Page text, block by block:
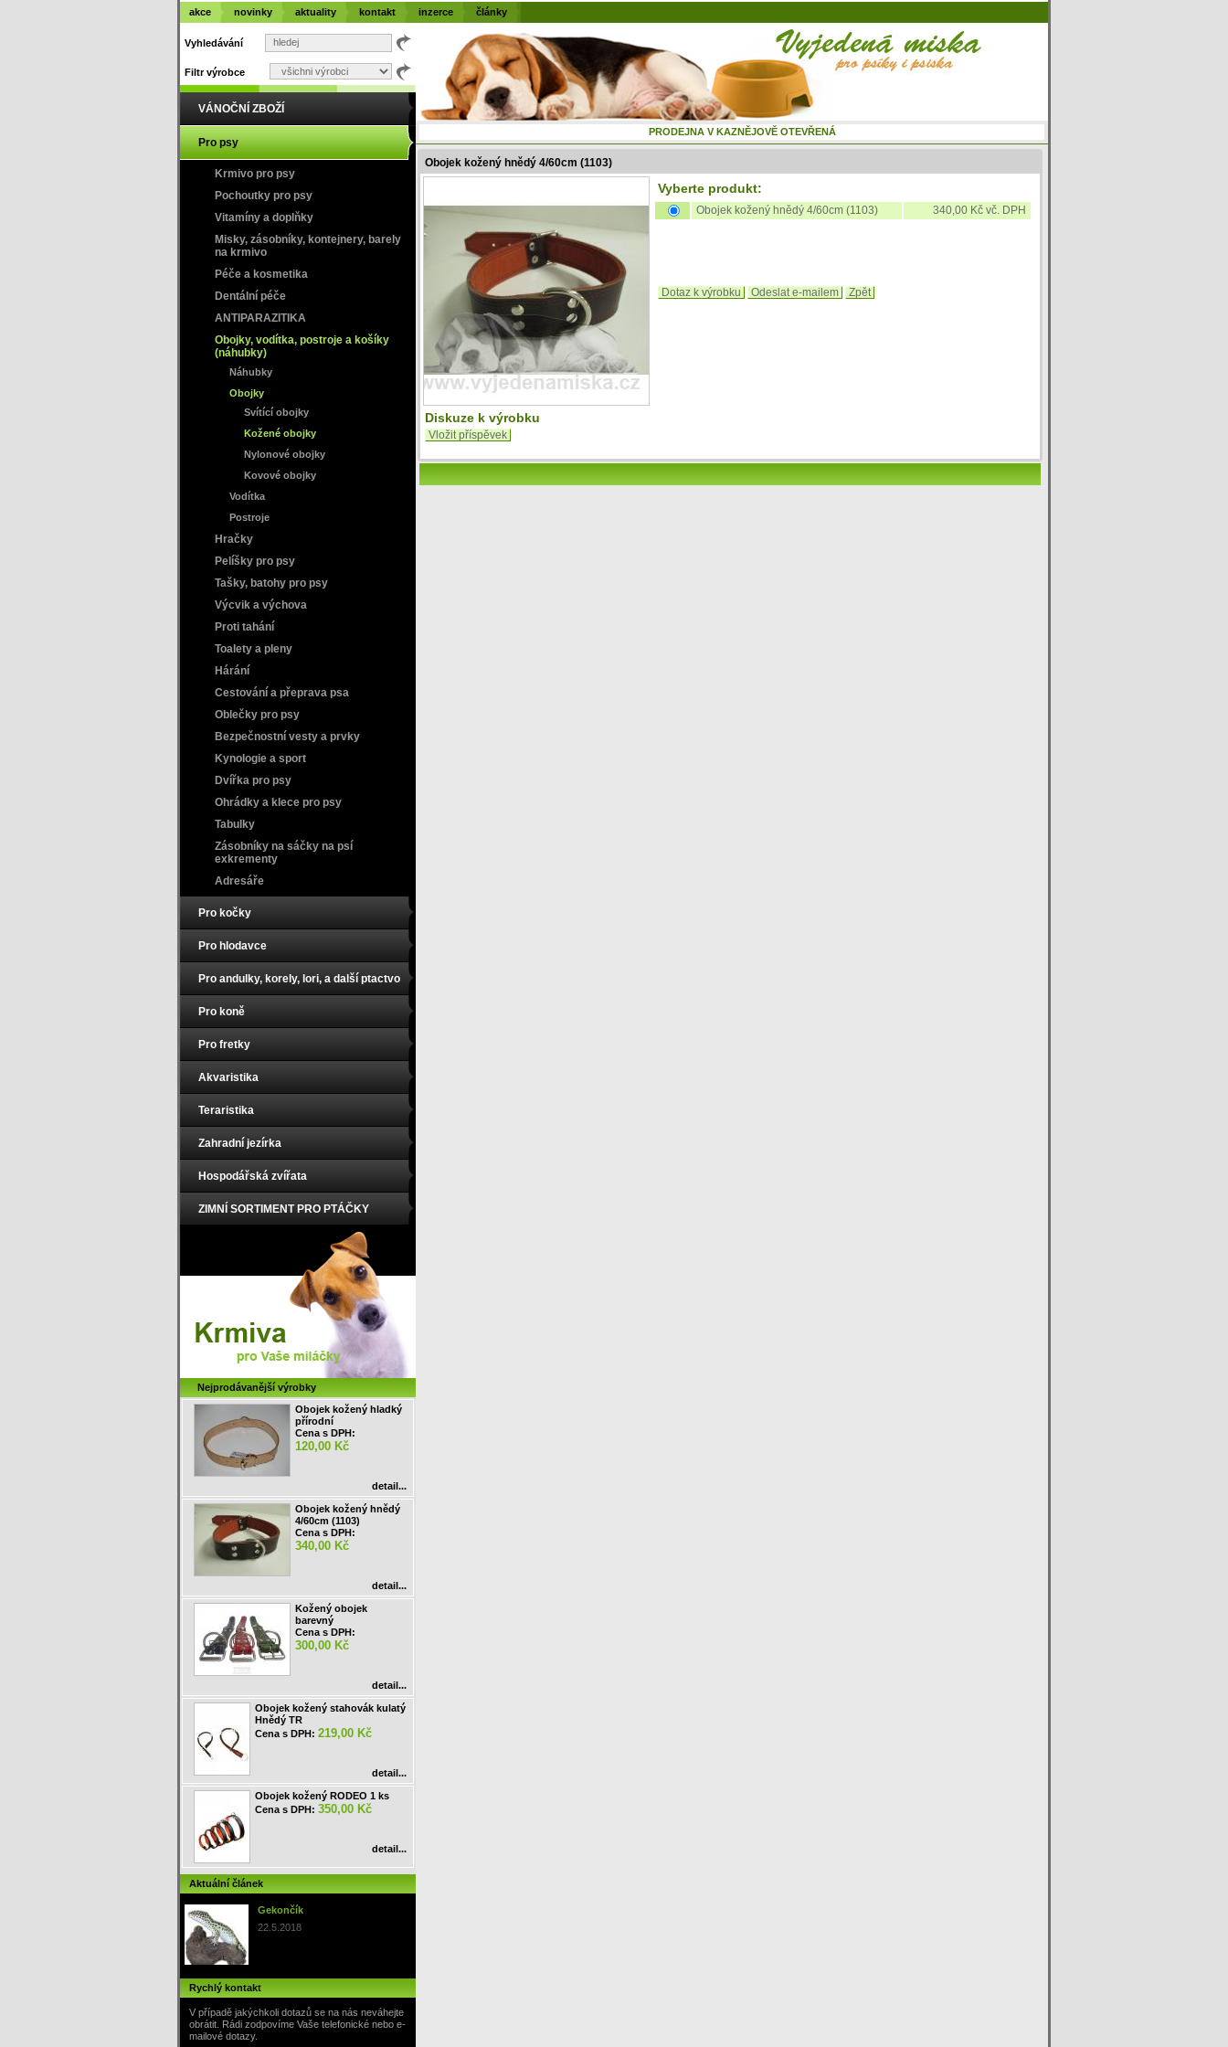
Obojek kožený hnědý 4/60cm (1103)
Vyberte produkt:
Obojek kožený hnědý 4/60cm (1103) 340,00 Kč vč. DPH
Dotaz k výrobku Odeslat e-mailem Zpět
Diskuze k výrobku
Vložit příspěvek
PRODEJNA V KAZNĚJOVĚ OTEVŘENÁ
Vyhledávání
Filtr výrobce
VÁNOČNÍ ZBOŽÍ
Pro psy
Krmivo pro psy
Pochoutky pro psy
Vitamíny a doplňky
Misky, zásobníky, kontejnery, barely
na krmivo
Péče a kosmetika
Dentální péče
ANTIPARAZITIKA
Obojky, vodítka, postroje a košíky
(náhubky)
Náhubky
Obojky
Svítící obojky
Kožené obojky
Nylonové obojky
Kovové obojky
Vodítka
Postroje
Hračky
Pelíšky pro psy
Tašky, batohy pro psy
Výcvik a výchova
Proti tahání
Toalety a pleny
Hárání
Cestování a přeprava psa
Oblečky pro psy
Bezpečnostní vesty a prvky
Kynologie a sport
Dvířka pro psy
Ohrádky a klece pro psy
Tabulky
Zásobníky na sáčky na psí
exkrementy
Adresáře
Pro kočky
Pro hlodavce
Pro andulky, korely, lori, a další ptactvo
Pro koně
Pro fretky
Akvaristika
Teraristika
Zahradní jezírka
Hospodářská zvířata
ZIMNÍ SORTIMENT PRO PTÁČKY
Nejprodávanější výrobky
Obojek kožený hladký
přírodní
Cena s DPH:
120,00 Kč
detail...
Obojek kožený hnědý
4/60cm (1103)
Cena s DPH:
340,00 Kč
detail...
Kožený obojek
barevný
Cena s DPH:
300,00 Kč
detail...
Obojek kožený stahovák kulatý
Hnědý TR
Cena s DPH: 219,00 Kč
detail...
Obojek kožený RODEO 1 ks
Cena s DPH: 350,00 Kč
detail...
Aktuální článek
Gekončík
22.5.2018
Rychlý kontakt
V případě jakýchkoli dotazů se na nás neváhejte
obrátit. Rádi zodpovíme Vaše telefonické nebo e-
mailové dotazy.
akce novinky aktuality kontakt inzerce články